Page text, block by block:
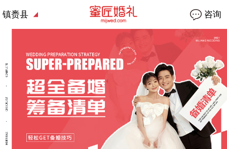
镇赉县 咨询